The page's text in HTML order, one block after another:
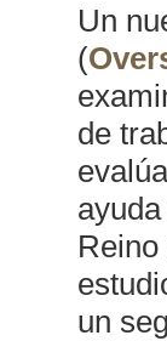
Un
(
de
un